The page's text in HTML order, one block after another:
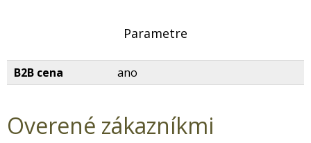
Parametre
B2B cena ano
Overené zákazníkmi